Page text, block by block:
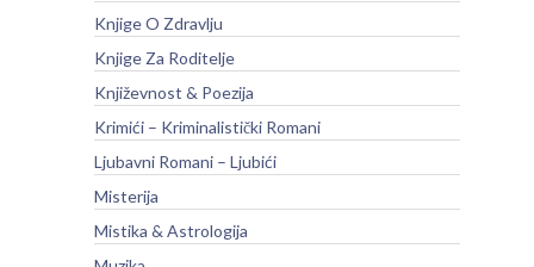
Knjige O Zdravlju
Knjige Za Roditelje
Književnost & Poezija
Krimići – Kriminalistički Romani
Ljubavni Romani – Ljubići
Misterija
Mistika & Astrologija